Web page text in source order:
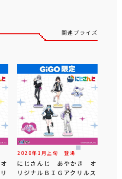
関連プライズ
2026年 1 月 上旬 登場
にじさんじ あやかき オ
リジナルＢＩＧアクリルス